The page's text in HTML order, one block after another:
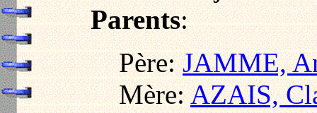
Parents:
Père:JAMME,
Mère:AZAIS,